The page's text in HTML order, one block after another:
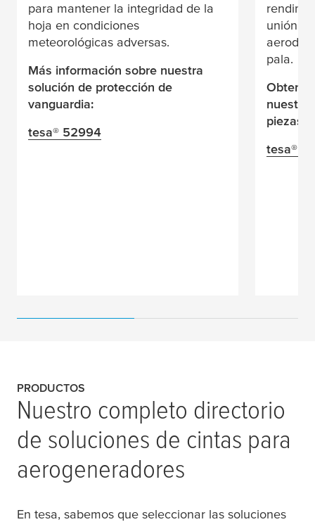
para mantener la integridad de la
hoja en condiciones
meteorológicas adversas.
Más información sobre nuestra
solución de protección de
vanguardia:
tesa® 52994
unión
pala.
piezas
tesa®
PRODUCTOS
Nuestro completo directorio
de soluciones de cintas para
aerogeneradores
En tesa, sabemos que seleccionar las soluciones